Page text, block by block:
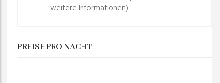
weitere Informationen)
PREISE PRO NACHT